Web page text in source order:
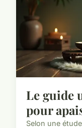
Le guide
pour
Selon une